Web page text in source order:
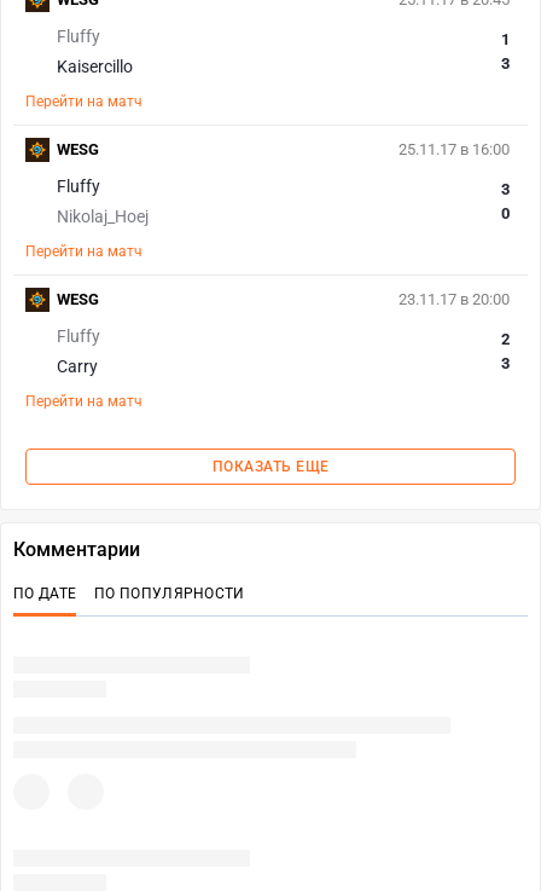
Fluffy
Kaisercillo
1
3
Перейти на матч
25.11.17 в 16:00
Fluffy
Nikolaj_Hoej
3
0
Перейти на матч
WESG
23.11.17 в 20:00
Fluffy
Carry
2
3
Перейти на матч
WESG
ПОКАЗАТЬ ЕЩЕ
Комментарии
ПО ДАТЕ ПО ПОПУЛЯРНОСТИ